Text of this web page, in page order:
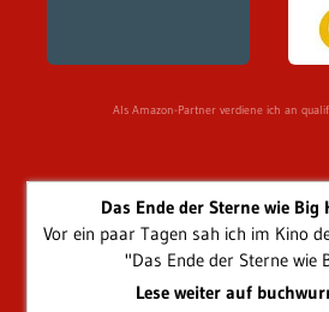
Als Amazon-Partner verdiene ich an
Das Ende der Sterne wie
Vor ein paar Tagen sah ich im Kino
"Das Ende der Sterne wie
Lese weiter auf